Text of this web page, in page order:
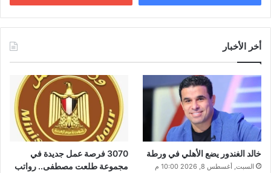
أخر الأخبار
خالد الغندور يضع الأهلي في ورطة
السبت, أغسطس 8, 2026 10:00 م
3070 فرصة عمل جديدة في
مجموعة طلعت مصطفى.. رواتب